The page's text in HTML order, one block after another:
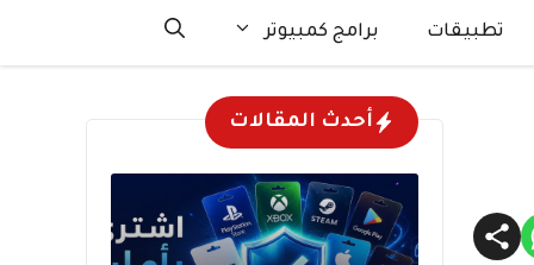
تطبيقات برامج كمبيوتر
أحدث المقالات